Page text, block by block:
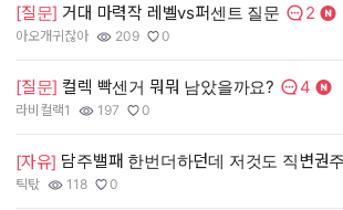
[질문] 거대 마력작 레벨vs퍼센트 질문 댓글수:
2
작성자:
아오개귀찮아
조회수:
209
추천수:
0
[질문] 컬렉 빡센거 뭐뭐 남았을까요? 댓글수:
4
작성자:
라비컬랙1
조회수:
197
추천수:
0
[자유] 담주밸패 한번더하던데 저것도 직변권
작성자:
틱탃
조회수:
118
추천수:
0